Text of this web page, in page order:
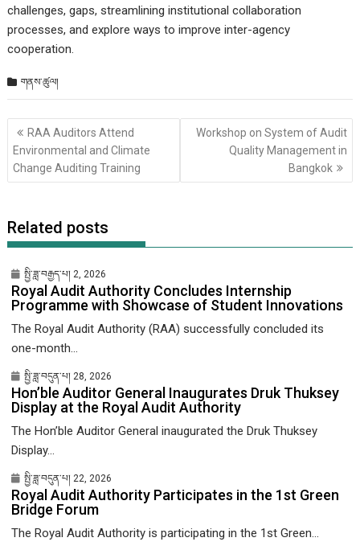
challenges, gaps, streamlining institutional collaboration
processes, and explore ways to improve inter-agency
cooperation.
གནས་ཚུལ།
Post
གི་
འགྲུལ་
ལམ།
RAA Auditors Attend
Environmental and Climate
Change Auditing Training
Workshop on System of Audit
Quality Management in
Bangkok
Related posts
སྤྱི་ཟླ་བརྒྱད་པ། 2, 2026
Royal Audit Authority Concludes Internship
Programme with Showcase of Student Innovations
The Royal Audit Authority (RAA) successfully concluded its
one-month...
སྤྱི་ཟླ་བདུན་པ། 28, 2026
Hon’ble Auditor General Inaugurates Druk Thuksey
Display at the Royal Audit Authority
The Hon’ble Auditor General inaugurated the Druk Thuksey
Display...
སྤྱི་ཟླ་བདུན་པ། 22, 2026
Royal Audit Authority Participates in the 1st Green
Bridge Forum
The Royal Audit Authority is participating in the 1st Green...